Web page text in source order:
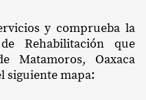
y comprueba la
Rehabilitación que
Matamoros, Oaxaca
siguiente mapa: